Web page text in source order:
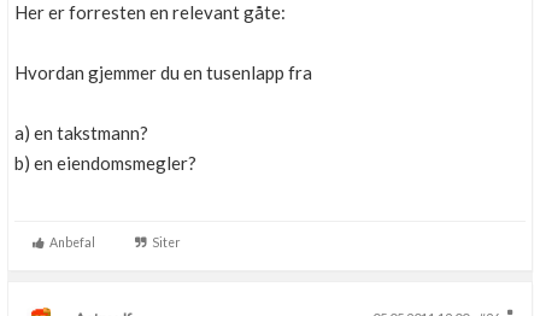
Her er forresten en relevant gåte:
Hvordan gjemmer du en tusenlapp fra
a) en takstmann?
b) en eiendomsmegler?
Anbefal Siter